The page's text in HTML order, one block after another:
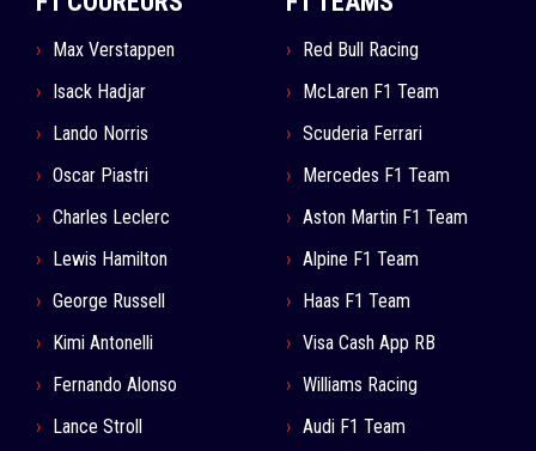
Max Verstappen
Isack Hadjar
Lando Norris
Oscar Piastri
Charles Leclerc
Lewis Hamilton
George Russell
Kimi Antonelli
Fernando Alonso
Lance Stroll
Red Bull Racing
McLaren F1 Team
Scuderia Ferrari
Mercedes F1 Team
Aston Martin F1 Team
Alpine F1 Team
Haas F1 Team
Visa Cash App RB
Williams Racing
Audi F1 Team